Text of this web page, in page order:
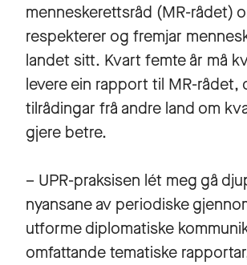
menneskerettsråd (MR-rådet)
respekterer og fremjar
landet sitt. Kvart femte år må
levere ein rapport til MR-rådet,
tilrådingar frå andre land om
gjere betre.
– UPR-praksisen lét meg gå
nyansane av periodiske
utforme diplomatiske
omfattande tematiske